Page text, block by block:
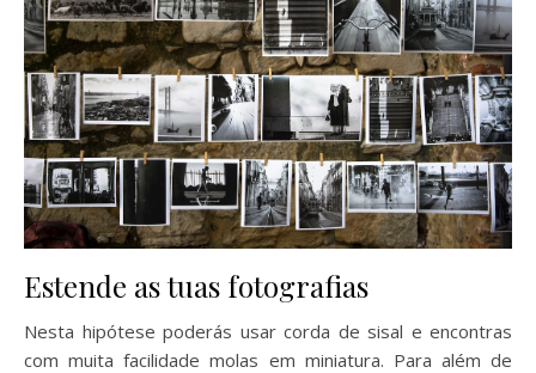
Estende as tuas fotografias
Nesta hipótese poderás usar corda de sisal e encontras
com muita facilidade molas em miniatura. Para além de